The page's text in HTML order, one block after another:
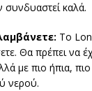
συνδυαστεί καλά.
Το
Θα πρέπει να
με πιο ήπια,
νερού.